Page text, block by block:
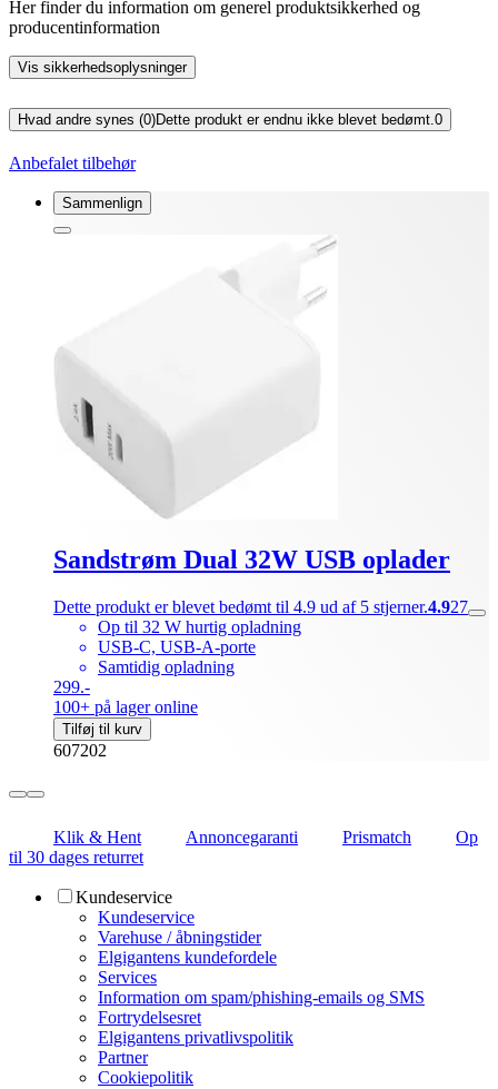
Her finder du information om generel produktsikkerhed og
producentinformation
Vis sikkerhedsoplysninger
Hvad andre synes (0)Dette produkt er endnu ikke blevet bedømt. 0
Anbefalet tilbehør
Sammenlign
Sandstrøm Dual 32W USB oplader
Dette produkt er blevet bedømt til 4.9 ud af 5 stjerner.4.927
Op til 32 W hurtig opladning
USB-C, USB-A-porte
Samtidig opladning
299.-
100+ på lager online
Tilføj til kurv
607202
Klik & Hent Annoncegaranti Prismatch
Op
til 30 dages returret
Kundeservice
Kundeservice
Varehuse / åbningstider
Elgigantens kundefordele
Services
Information om spam/phishing-emails og SMS
Fortrydelsesret
Elgigantens privatlivspolitik
Partner
Cookiepolitik